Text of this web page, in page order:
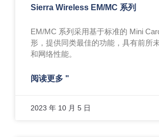
Sierra Wireless EM/MC 系列
EM/MC 系列采用基于标准的 Mini
形，提供同类最佳的功能，具有前所
和网络性能。
阅读更多 "
2023 年 10 月 5 日